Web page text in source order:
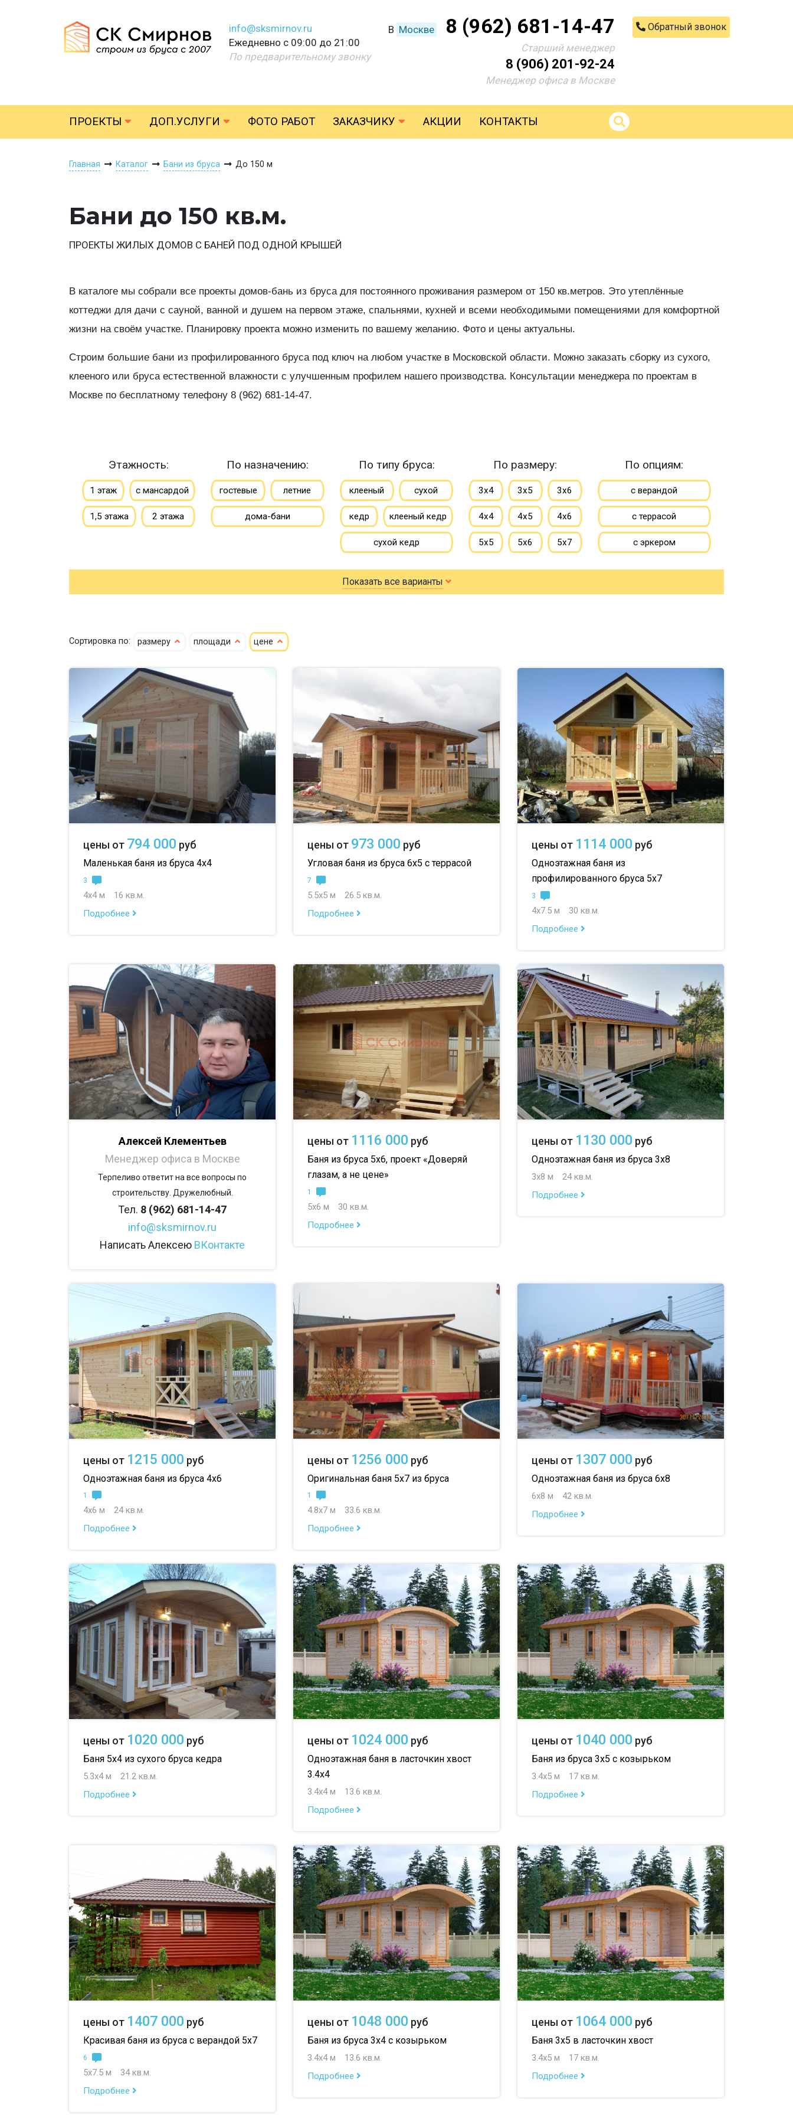
info@sksmirnov.ru
Ежедневно с 09:00 до 21:00
По предварительному звонку
В Москве 8 (962) 681-14-47
Старший менеджер
8 (906) 201-92-24
Менеджер офиса в Москве
Обратный звонок
ПРОЕКТЫ ДОП.УСЛУГИ ФОТО РАБОТ ЗАКАЗЧИКУ АКЦИИ КОНТАКТЫ
Главная Каталог Бани из бруса До 150 м
Бани до 150 кв.м.
ПРОЕКТЫ ЖИЛЫХ ДОМОВ С БАНЕЙ ПОД ОДНОЙ КРЫШЕЙ
В каталоге мы собрали все проекты домов-бань из бруса для постоянного проживания размером от 150 кв.метров. Это утеплённые
коттеджи для дачи с сауной, ванной и душем на первом этаже, спальнями, кухней и всеми необходимыми помещениями для комфортной
жизни на своём участке. Планировку проекта можно изменить по вашему желанию. Фото и цены актуальны.
Строим большие бани из профилированного бруса под ключ на любом участке в Московской области. Можно заказать сборку из сухого,
клееного или бруса естественной влажности с улучшенным профилем нашего производства. Консультации менеджера по проектам в
Москве по бесплатному телефону 8 (962) 681-14-47.
Этажность:
1 этаж с мансардой
1,5 этажа 2 этажа
По назначению:
гостевые летние
дома-бани
По типу бруса:
клееный сухой
кедр клееный кедр
сухой кедр
профилированный
100х150 150х150
По размеру:
3х4 3х5 3х6
4х4 4х5 4х6
5х5 5х6 5х7
6х6 6х7 6х8
7х8 7х10 8х8
маленькие
до 200 м
По опциям:
с верандой
с террасой
с эркером
с котельной
с панорамными окнами
с гостевой комнатой
с беседкой
с двумя входами
с навесом для авто
Показать все варианты
Сортировка по: размеру площади цене
цены от 794 000 руб
Маленькая баня из бруса 4х4
3
4х4 м
16 кв.м.
Подробнее
цены от 973 000 руб
Угловая баня из бруса 6х5 с террасой
7
5.5х5 м
26.5 кв.м.
Подробнее
цены от 1114 000 руб
Одноэтажная баня из
профилированного бруса 5х7
3
4х7.5 м
30 кв.м.
Подробнее
Алексей Клементьев
Менеджер офиса в Москве
Терпеливо ответит на все вопросы по
строительству. Дружелюбный.
Тел. 8 (962) 681-14-47
info@sksmirnov.ru
Написать Алексею ВКонтакте
цены от 1116 000 руб
Баня из бруса 5х6, проект «Доверяй
глазам, а не цене»
1
5х6 м
30 кв.м.
Подробнее
цены от 1130 000 руб
Одноэтажная баня из бруса 3х8
3х8 м
24 кв.м.
Подробнее
цены от 1215 000 руб
Одноэтажная баня из бруса 4х6
1
4х6 м
24 кв.м.
Подробнее
цены от 1256 000 руб
Оригинальная баня 5х7 из бруса
1
4.8х7 м
33.6 кв.м.
Подробнее
цены от 1307 000 руб
Одноэтажная баня из бруса 6х8
6х8 м
42 кв.м.
Подробнее
цены от 1020 000 руб
Баня 5х4 из сухого бруса кедра
5.3х4 м
21.2 кв.м.
Подробнее
цены от 1024 000 руб
Одноэтажная баня в ласточкин хвост
3.4х4
3.4х4 м
13.6 кв.м.
Подробнее
цены от 1040 000 руб
Баня из бруса 3х5 с козырьком
3.4х5 м
17 кв.м.
Подробнее
цены от 1407 000 руб
Красивая баня из бруса с верандой 5х7
6
5х7.5 м
34 кв.м.
Подробнее
цены от 1048 000 руб
Баня из бруса 3х4 с козырьком
3.4х4 м
13.6 кв.м.
Подробнее
цены от 1064 000 руб
Баня 3х5 в ласточкин хвост
3.4х5 м
17 кв.м.
Подробнее